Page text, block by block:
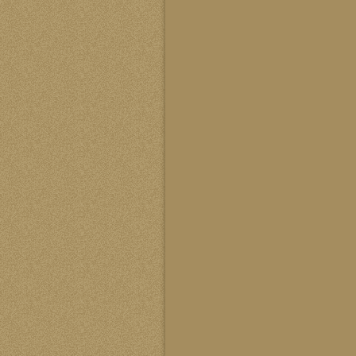
马立峰
中华风水协会